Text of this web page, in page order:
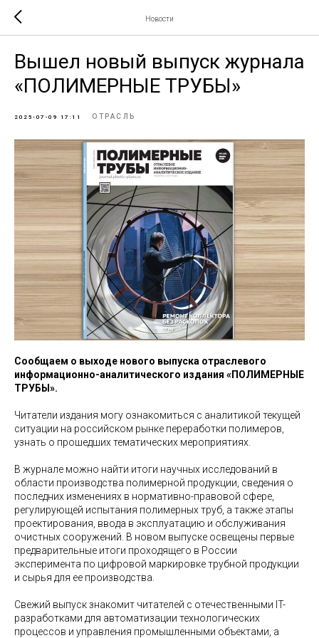
Новости
Вышел новый выпуск журнала
«ПОЛИМЕРНЫЕ ТРУБЫ»
2025-07-09 17:11 ОТРАСЛЬ
Сообщаем о выходе нового выпуска отраслевого
информационно-аналитического издания «ПОЛИМЕРНЫЕ
ТРУБЫ».
Читатели издания могу ознакомиться с аналитикой текущей
ситуации на российском рынке переработки полимеров,
узнать о прошедших тематических мероприятиях.
В журнале можно найти итоги научных исследований в
области производства полимерной продукции, сведения о
последних изменениях в нормативно-правовой сфере,
регулирующей испытания полимерных труб, а также этапы
проектирования, ввода в эксплуатацию и обслуживания
очистных сооружений. В новом выпуске освещены первые
предварительные итоги проходящего в России
эксперимента по цифровой маркировке трубной продукции
и сырья для ее производства.
Свежий выпуск знакомит читателей с отечественными IT-
разработками для автоматизации технологических
процессов и управления промышленными объектами, а